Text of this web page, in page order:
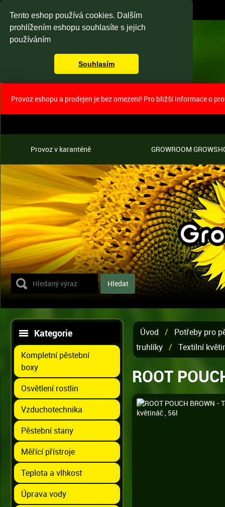
Tento eshop používá cookies. Dalším
prohlížením eshopu souhlasíte s jejich
používáním
Souhlasím
Provoz eshopu a prodejen je bez omezení! Pro bližší informace o
Provoz v karanténě GROWROOM
Kategorie
Kompletní pěstební
boxy
Osvětlení rostlin
Vzduchotechnika
Pěstební stany
Měřící přístroje
Teplota a vlhkost
Úprava vody
Úvod /
Potřeby pro
truhlíky / Textilní
ROOT